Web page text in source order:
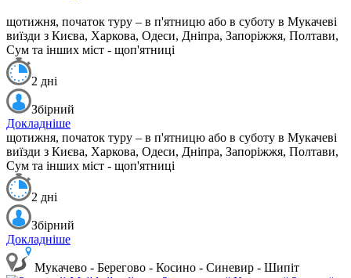
щотижня, початок туру – в п'ятницю або в суботу в Мукачеві
виїзди з Києва, Харкова, Одеси, Дніпра, Запоріжжя, Полтави,
Сум та інших міст - щоп'ятниці
2 дні
Збірний
Докладніше
щотижня, початок туру – в п'ятницю або в суботу в Мукачеві
виїзди з Києва, Харкова, Одеси, Дніпра, Запоріжжя, Полтави,
Сум та інших міст - щоп'ятниці
2 дні
Збірний
Докладніше
Мукачево - Берегово - Косино - Синевир - Шипіт